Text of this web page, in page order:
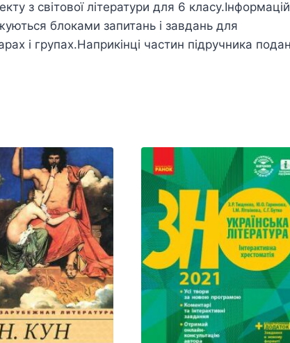
з світової літератури для 6
блоками запитань і завдань для
і групах.Наприкінці частин підручника